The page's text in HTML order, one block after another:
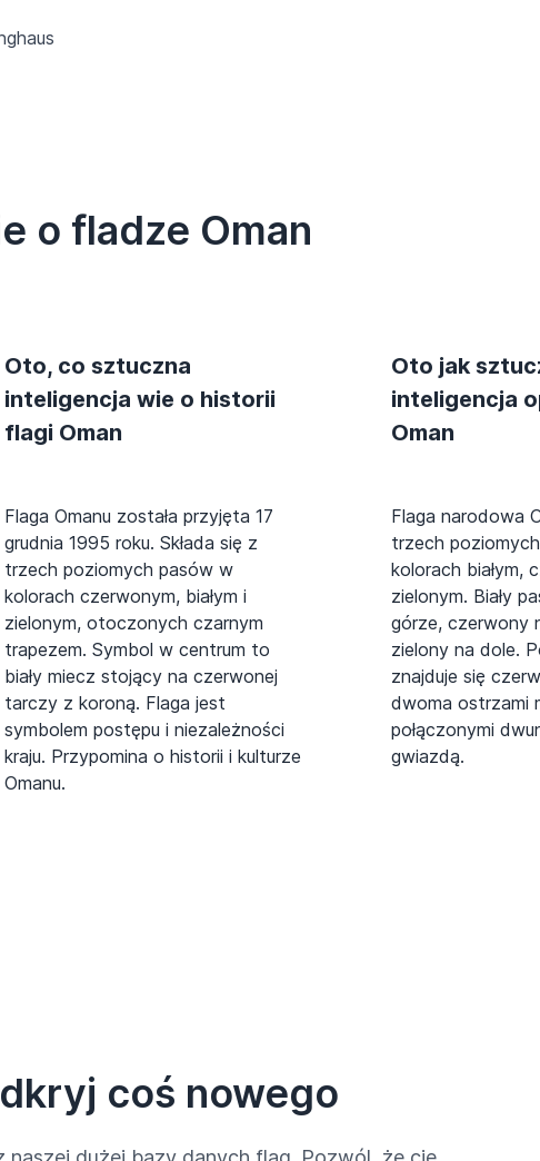
o fladze Oman
Oto, co sztuczna
inteligencja wie o historii
flagi Oman
Flaga Omanu została przyjęta 17
grudnia 1995 roku. Składa się z
trzech poziomych pasów w
kolorach czerwonym, białym i
zielonym, otoczonych czarnym
trapezem. Symbol w centrum to
biały miecz stojący na czerwonej
tarczy z koroną. Flaga jest
symbolem postępu i niezależności
kraju. Przypomina o historii i kulturze
Omanu.
Oto jak
inteligencja
Oman
Flaga narodowa
trzech
kolorach białym,
zielonym. Biały
górze, czerwony
zielony na dole.
znajduje się
dwoma ostrzami
połączonymi
gwiazdą.
coś nowego